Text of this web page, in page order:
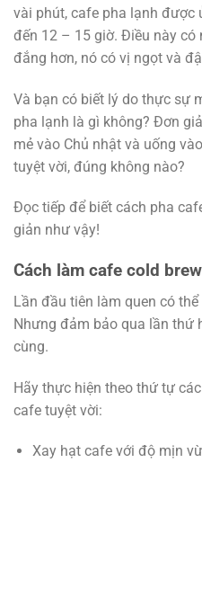
vài phút, cafe pha lạnh được
đến 12 – 15 giờ. Điều này có
đắng hơn, nó có vị ngọt và
Và bạn có biết lý do thực sự
pha lạnh là gì không? Đơn
mẻ vào Chủ nhật và uống
tuyệt vời, đúng không nào?
Đọc tiếp để biết cách pha
giản như vậy!
Cách làm cafe cold
Lần đầu tiên làm quen có
Nhưng đảm bảo qua lần thứ
cùng.
Hãy thực hiện theo thứ tự
cafe tuyệt vời:
Xay hạt cafe với độ mịn